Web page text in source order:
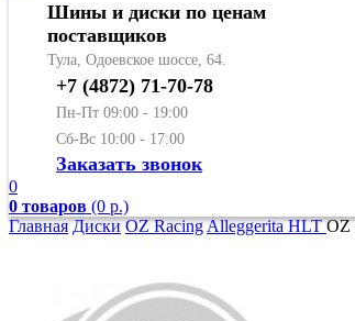
Шины и диски по ценам
поставщиков
Тула, Одоевское шоссе, 64.
+7 (4872) 71-70-78
Пн-Пт 09:00 - 19:00
Сб-Вс 10:00 - 17:00
Заказать звонок
0
0 товаров (0 р.)
Главная Диски OZ RacingAlleggerita HLTOZ